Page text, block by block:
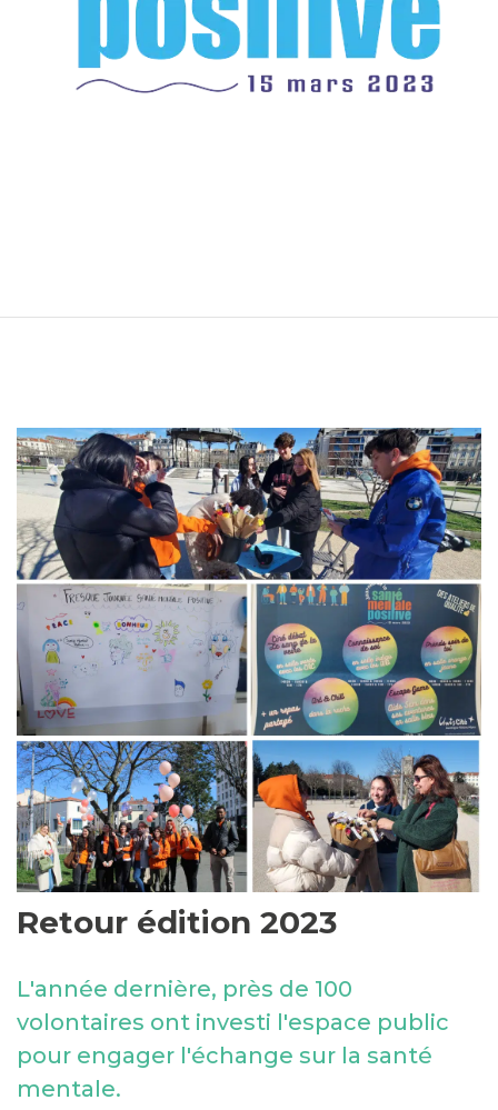
Retour édition 2023
L'année dernière, près de 100
volontaires ont investi l'espace public
pour engager l'échange sur la santé
mentale.